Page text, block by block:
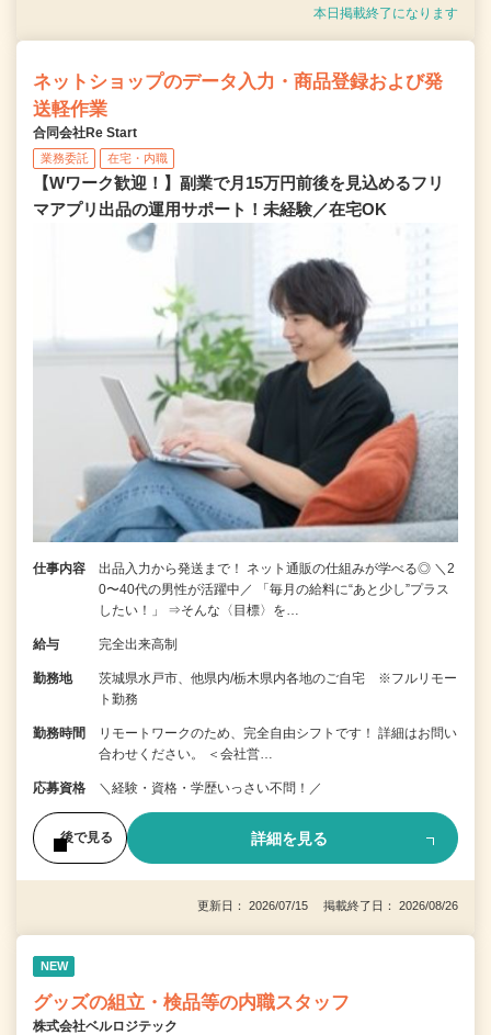
本日掲載終了になります
ネットショップのデータ入力・商品登録および発
送軽作業
合同会社Re Start
業務委託 在宅・内職
【Wワーク歓迎！】副業で月15万円前後を見込めるフリ
マアプリ出品の運用サポート！未経験／在宅OK
仕事内容
出品入力から発送まで！ ネット通販の仕組みが学べる◎ ＼2
0〜40代の男性が活躍中／ 「毎月の給料に“あと少し”プラス
したい！」 ⇒そんな〈目標〉を…
給与 完全出来高制
勤務地
茨城県水戸市、他県内/栃木県内各地のご自宅 ※フルリモー
ト勤務
勤務時間
リモートワークのため、完全自由シフトです！ 詳細はお問い
合わせください。 ＜会社営…
応募資格 ＼経験・資格・学歴いっさい不問！／
後で見る 詳細を見る
更新日： 2026/07/15 掲載終了日： 2026/08/26
NEW
グッズの組立・検品等の内職スタッフ
株式会社ベルロジテック